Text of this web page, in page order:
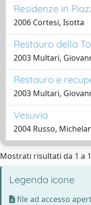
Residenze in
2006 Cortesi, Isotta
Restauro della
2003 Multari,
Restauro e
2003 Multari,
Vesuvia
2004 Russo,
Mostrati risultati da 1 a
Legenda icone
file ad accesso